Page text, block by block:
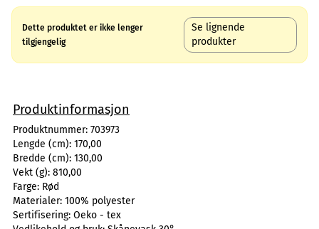
Dette produktet er ikke lenger
tilgjengelig
Se lignende
produkter
Produktinformasjon
Produktnummer: 703973
Lengde (cm): 170,00
Bredde (cm): 130,00
Vekt (g): 810,00
Farge: Rød
Materialer: 100% polyester
Sertifisering: Oeko - tex